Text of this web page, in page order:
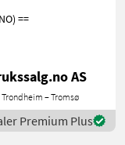
==
7206
AS
Trondheim – Tromsø
Premium Plus